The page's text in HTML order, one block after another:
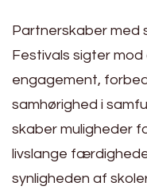
Partnerskaber med
Festivals sigter
engagement,
samhørighed i
skaber muligheder
livslange
synligheden af